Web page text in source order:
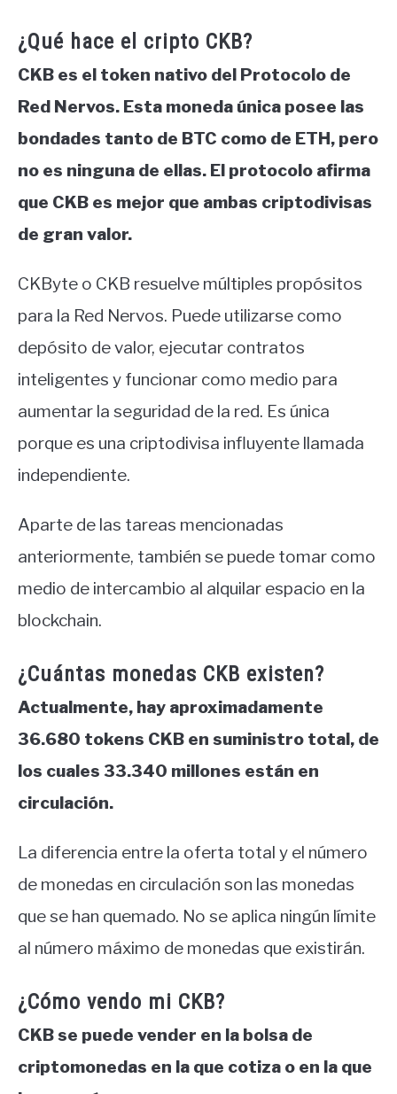
¿Qué hace el cripto CKB?
CKB es el token nativo del Protocolo de
Red Nervos. Esta moneda única posee las
bondades tanto de BTC como de ETH, pero
no es ninguna de ellas. El protocolo afirma
que CKB es mejor que ambas criptodivisas
de gran valor.
CKByte o CKB resuelve múltiples propósitos
para la Red Nervos. Puede utilizarse como
depósito de valor, ejecutar contratos
inteligentes y funcionar como medio para
aumentar la seguridad de la red. Es única
porque es una criptodivisa influyente llamada
independiente.
Aparte de las tareas mencionadas
anteriormente, también se puede tomar como
medio de intercambio al alquilar espacio en la
blockchain.
¿Cuántas monedas CKB existen?
Actualmente, hay aproximadamente
36.680 tokens CKB en suministro total, de
los cuales 33.340 millones están en
circulación.
La diferencia entre la oferta total y el número
de monedas en circulación son las monedas
que se han quemado. No se aplica ningún límite
al número máximo de monedas que existirán.
¿Cómo vendo mi CKB?
CKB se puede vender en la bolsa de
criptomonedas en la que cotiza o en la que